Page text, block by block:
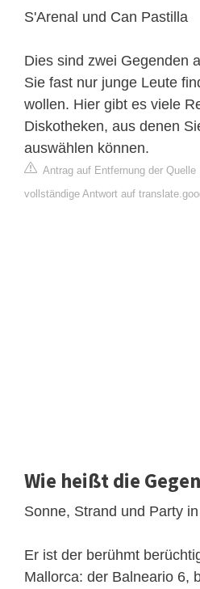
S'Arenal und Can Pastilla
Dies sind zwei Gegenden
Sie fast nur junge Leute
wollen. Hier gibt es viele
Diskotheken, aus denen
auswählen können.
Antrag auf Entfernung der Quelle
vollständige Antwort auf
Wie heißt die
Sonne, Strand und Party
Er ist der berühmt
Mallorca: der Balneario 6,